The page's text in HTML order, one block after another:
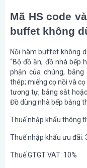
Mã HS code
buffet không
Nồi hâm buffet không
“Bộ đồ ăn, đồ nhà bếp
phận của chúng,
thép; miếng cọ nồi và
tương tự, bằng sắt
Đồ dùng nhà bếp bằng
Thuế nhập khẩu thông
Thuế nhập khẩu ưu đãi:
Thuế GTGT VAT: 10%